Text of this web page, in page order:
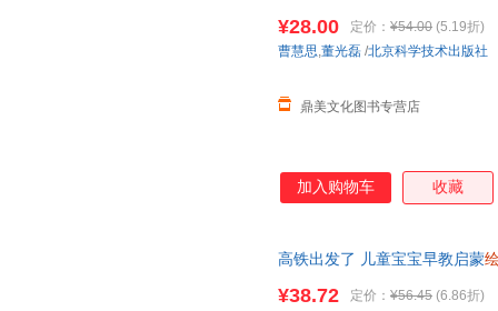
¥28.00 定价： ¥54.00 (5.19折)
鼎美文化图书专营店
曹慧思,董光磊 /北京科学技术出版社
加入购物车 收藏
高铁出发了 儿童宝宝早教启蒙
¥38.72 定价： ¥56.45 (6.86折)